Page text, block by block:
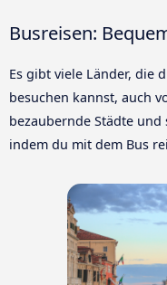
Busreisen:
Es gibt viele Länder, die
besuchen kannst, auch
bezaubernde Städte
indem du mit dem Bus